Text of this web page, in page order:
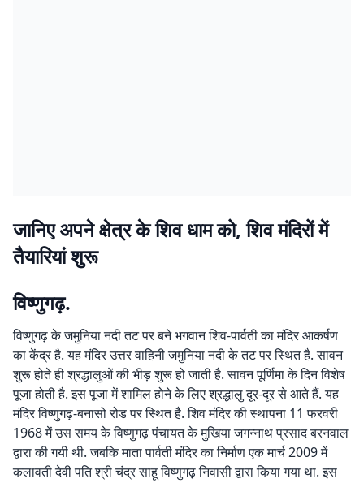
जानिए अपने क्षेत्र के शिव धाम को, शिव मंदिरों में
तैयारियां शुरू
विष्णुगढ़.
विष्णुगढ़ के जमुनिया नदी तट पर बने भगवान शिव-पार्वती का मंदिर आकर्षण
का केंद्र है. यह मंदिर उत्तर वाहिनी जमुनिया नदी के तट पर स्थित है. सावन
शुरू होते ही श्रद्धालुओं की भीड़ शुरू हो जाती है. सावन पूर्णिमा के दिन विशेष
पूजा होती है. इस पूजा में शामिल होने के लिए श्रद्धालु दूर-दूर से आते हैं. यह
मंदिर विष्णुगढ़-बनासो रोड पर स्थित है. शिव मंदिर की स्थापना 11 फरवरी
1968 में उस समय के विष्णुगढ़ पंचायत के मुखिया जगन्नाथ प्रसाद बरनवाल
द्वारा की गयी थी. जबकि माता पार्वती मंदिर का निर्माण एक मार्च 2009 में
कलावती देवी पति श्री चंद्र साहू विष्णुगढ़ निवासी द्वारा किया गया था. इस